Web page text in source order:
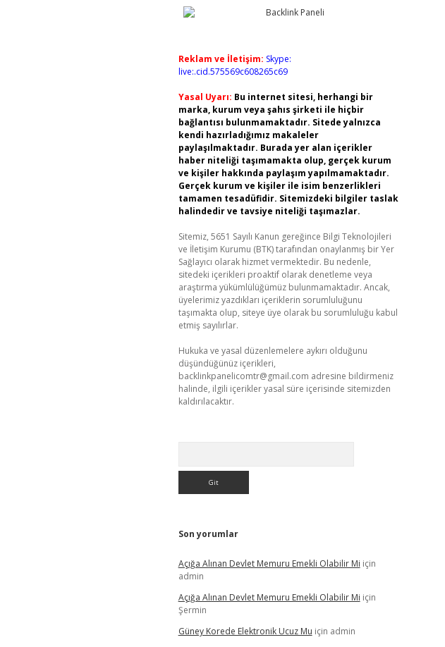
Reklam ve İletişim: Skype:
live:.cid.575569c608265c69
Yasal Uyarı: Bu internet sitesi, herhangi bir
marka, kurum veya şahıs şirketi ile hiçbir
bağlantısı bulunmamaktadır. Sitede yalnızca
kendi hazırladığımız makaleler
paylaşılmaktadır. Burada yer alan içerikler
haber niteliği taşımamakta olup, gerçek kurum
ve kişiler hakkında paylaşım yapılmamaktadır.
Gerçek kurum ve kişiler ile isim benzerlikleri
tamamen tesadüfidir. Sitemizdeki bilgiler taslak
halindedir ve tavsiye niteliği taşımazlar.
Sitemiz, 5651 Sayılı Kanun gereğince Bilgi Teknolojileri
ve İletişim Kurumu (BTK) tarafından onaylanmış bir Yer
Sağlayıcı olarak hizmet vermektedir. Bu nedenle,
sitedeki içerikleri proaktif olarak denetleme veya
araştırma yükümlülüğümüz bulunmamaktadır. Ancak,
üyelerimiz yazdıkları içeriklerin sorumluluğunu
taşımakta olup, siteye üye olarak bu sorumluluğu kabul
etmiş sayılırlar.
Hukuka ve yasal düzenlemelere aykırı olduğunu
düşündüğünüz içerikleri,
backlinkpanelicomtr@gmail.com adresine bildirmeniz
halinde, ilgili içerikler yasal süre içerisinde sitemizden
kaldırılacaktır.
Son yorumlar
Açığa Alınan Devlet Memuru Emekli Olabilir Mi için
admin
Açığa Alınan Devlet Memuru Emekli Olabilir Mi için
Şermin
Güney Korede Elektronik Ucuz Mu için admin